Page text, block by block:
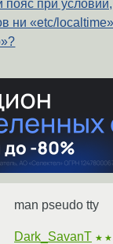
пояс при
ни «etc/
man pseudo tty
Dark_SavanT